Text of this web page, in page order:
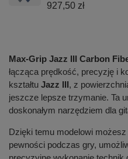
927,50 zł
Max-Grip Jazz III Carbon
łącząca prędkość, precyzję i
kształtu Jazz III, z
jeszcze lepsze trzymanie. Ta
doskonałym narzędziem dla
Dzięki temu modelowi
pewności podczas gry,